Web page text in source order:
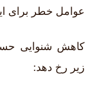
عوامل خطر برای
کاهش شنوایی
زیر رخ دهد: